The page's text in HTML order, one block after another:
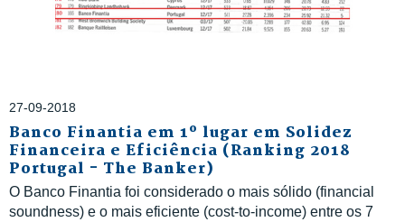
27-09-2018
Banco Finantia em 1º lugar em Solidez
Financeira e Eficiência (Ranking 2018
Portugal - The Banker)
O Banco Finantia foi considerado o mais sólido (financial
soundness) e o mais eficiente (cost-to-income) entre os 7